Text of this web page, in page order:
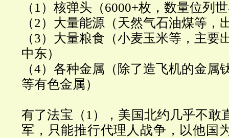
（1）核弹头（6000+枚，数量位列
（2）大量能源（天然气石油煤等，
（3）大量粮食（小麦玉米等，主要
中东）
（4）各种金属（除了造飞机的金属
等有色金属）
有了法宝（1），美国北约几乎不敢
军，只能推行代理人战争，以他国